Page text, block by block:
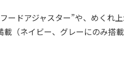
ードアジャスター”や、めくれ
（ネイビー、グレーにのみ搭載